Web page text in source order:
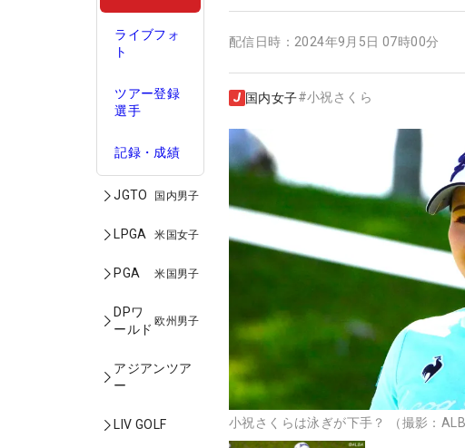
ライブフォ
ト
ツアー登録
選手
記録・成績
JGTO 国内男子
LPGA 米国女子
PGA 米国男子
DPワ
ールド
欧州男子
アジアンツア
ー
LIV GOLF
配信日時： 2024年9月5日 07時00分
国内女子#小祝さくら
小祝さくらは泳ぎが下手？ （撮影：